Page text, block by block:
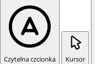
Czytelna czcionka Kursor